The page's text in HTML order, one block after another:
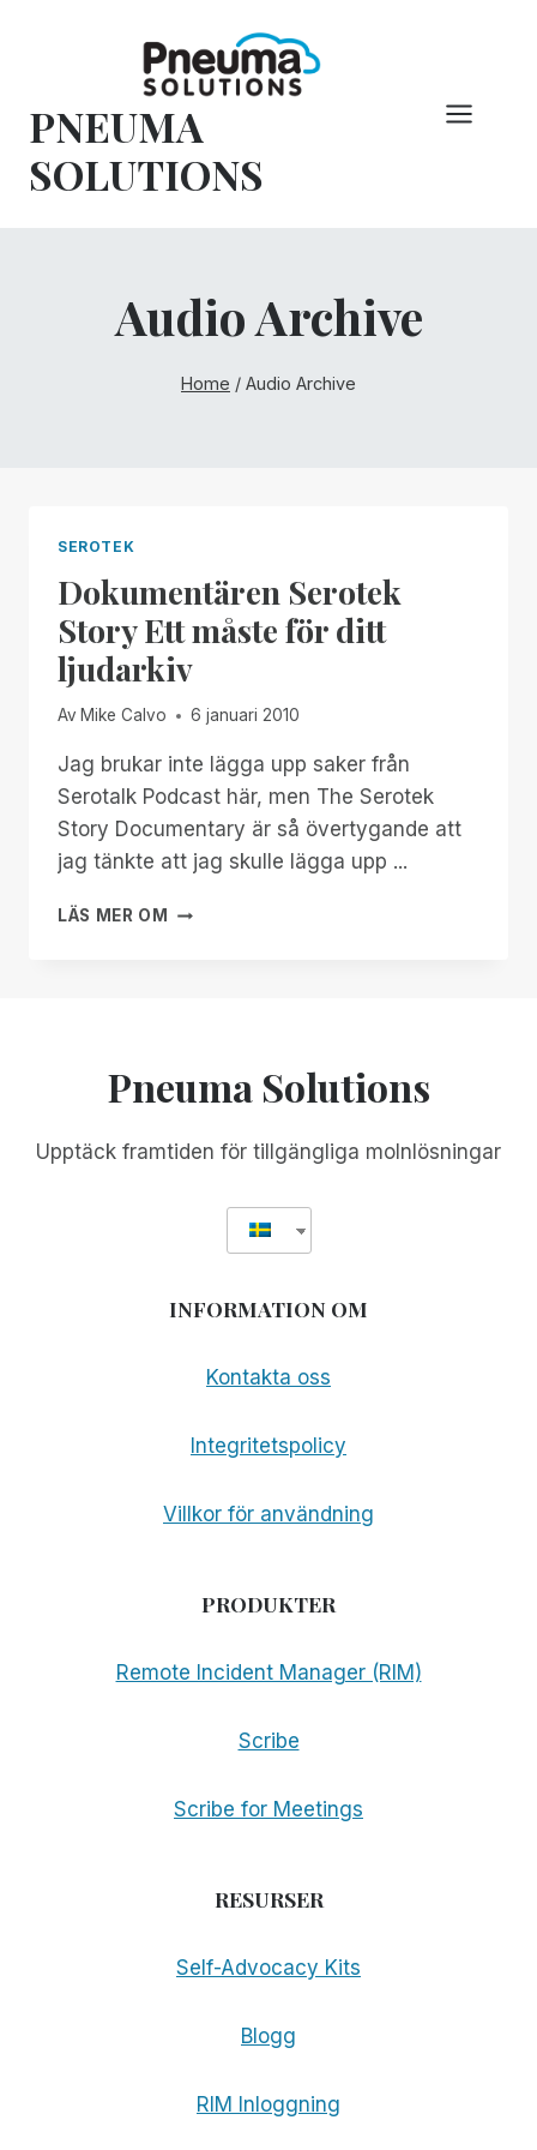
PNEUMA
SOLUTIONS
Audio Archive
Home / Audio Archive
SEROTEK
Dokumentären Serotek
Story Ett måste för ditt
ljudarkiv
Av Mike Calvo 6 januari 2010
Jag brukar inte lägga upp saker från
Serotalk Podcast här, men The Serotek
Story Documentary är så övertygande att
jag tänkte att jag skulle lägga upp ...
LÄS MER OM
DOKUMENTÄREN
LJUDARKIV
Pneuma Solutions
Upptäck framtiden för tillgängliga molnlösningar
INFORMATION OM
Kontakta oss
Integritetspolicy
Villkor för användning
PRODUKTER
Remote Incident Manager (RIM)
Scribe
Scribe for Meetings
RESURSER
Self-Advocacy Kits
Blogg
RIM Inloggning